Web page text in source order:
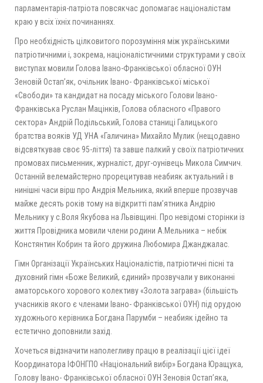
парламентарія-патріота повсякчас допомагає націоналістам
краю у всіх їхніх починаннях.
Про необхідність цілковитого порозуміння між українськими
патріотичними і, зокрема, націоналістичними структурами у своїх
виступах мовили Голова Івано-Франківської обласної ОУН
Зеновій Остап’як, очільник Івано- Франківської міської
«Свободи» та кандидат на посаду міського Голови Івано-
Франківська Руслан Мацінків, Голова обласного «Правого
сектора» Андрій Подільський, Голова станиці Галицького
братства вояків УД УНА «Галичина» Михайло Мулик (нещодавно
відсвяткував своє 95-ліття) та завше палкий у своїх патріотичних
промовах письменник, журналіст, друг-оунівець Микола Симчич.
Останній велемайстерно прорецитував неабияк актуальний і в
нинішні часи вірш про Андрія Мельника, який вперше прозвучав
майже десять років тому на відкритті пам’ятника Андрію
Мельнику у с.Воля Якубова на Львівщині. Про невідомі сторінки із
життя Провідника мовили члени родини А.Мельника – небіж
Констянтин Кобрин та його дружина Любомира Джанджалас.
Гімн Організації Українських Націоналістів, патріотичні пісні та
духовний гімн «Боже Великий, єдиний» прозвучали у виконанні
аматорського хорового колективу «Золота заграва» (більшість
учасників якого є членами Івано- Франківської ОУН) під орудою
художнього керівника Богдана Парумби – неабияк ідейно та
естетично доповнили захід.
Хочеться відзначити наполегливу працю в реалізації цієї ідеї
Координатора ІФОНГПО «Національний вибір» Богдана Юращука,
Голову Івано- Франківської обласної ОУН Зеновія Остап’яка,